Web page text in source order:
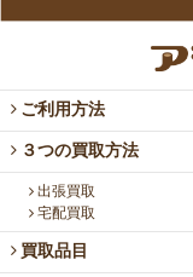
ご利用方法
３つの買取方法
出張買取
宅配買取
買取品目